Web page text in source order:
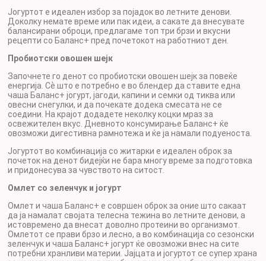
Јогуртот е идеален избор за појадок во летните денови.
Доколку немате време или пак идеи, а сакате да внесувате
балансирани оброци, предлагаме топ три брзи и вкусни
рецепти со Баланс+ пред почетокот на работниот ден.
Пробиотски овошен шејк
Започнете го денот со пробиотски овошен шејк за повеќе
енергија. Сѐ што е потребно е во блендер да ставите една
чаша Баланс+ јогурт, јагоди, капини и семки од тиква или
овесни снегулки, и да почекате додека смесата не се
соедини. На крајот додадете неколку коцки мраз за
освежителен вкус. Дневното консумирање Баланс+ ќе
овозможи дигестивна рамнотежа и ќе ја намали подуеноста.
Јогуртот во комбинација со житарки е идеален оброк за
почеток на денот бидејќи не бара многу време за подготовка
и придонесува за чувството на ситост.
Омлет со зеленчук и јогурт
Омлет и чаша Баланс+ е совршен оброк за оние што сакаат
да ја намалат својата телесна тежина во летните денови, а
истовремено да внесат доволно протеини во организмот.
Омлетот се прави брзо и лесно, а во комбинација со сезонски
зеленчук и чаша Баланс+ јогурт ќе овозможи внес на сите
потребни хранливи материи. Јајцата и јогуртот се супер храна